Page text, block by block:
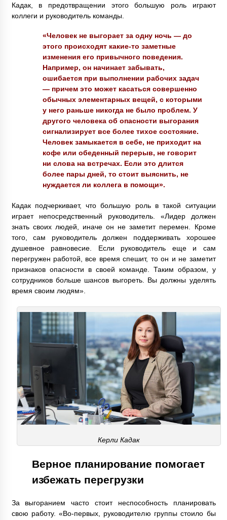
Кадак, в предотвращении этого большую роль играют
коллеги и руководитель команды.
«Человек не выгорает за одну ночь — до
этого происходят какие-то заметные
изменения его привычного поведения.
Например, он начинает забывать,
ошибается при выполнении рабочих задач
— причем это может касаться совершенно
обычных элементарных вещей, с которыми
у него раньше никогда не было проблем. У
другого человека об опасности выгорания
сигнализирует все более тихое состояние.
Человек замыкается в себе, не приходит на
кофе или обеденный перерыв, не говорит
ни слова на встречах. Если это длится
более пары дней, то стоит выяснить, не
нуждается ли коллега в помощи».
Кадак подчеркивает, что большую роль в такой ситуации
играет непосредственный руководитель. «Лидер должен
знать своих людей, иначе он не заметит перемен. Кроме
того, сам руководитель должен поддерживать хорошее
душевное равновесие. Если руководитель еще и сам
перегружен работой, все время спешит, то он и не заметит
признаков опасности в своей команде. Таким образом, у
сотрудников больше шансов выгореть. Вы должны уделять
время своим людям».
Керли Кадак
Верное планирование помогает
избежать перегрузки
За выгоранием часто стоит неспособность планировать
свою работу. «Во-первых, руководителю группы стоило бы